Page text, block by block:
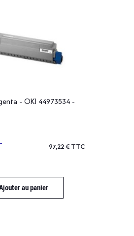
- OKI 44973534 -
97,22 € TTC
au panier